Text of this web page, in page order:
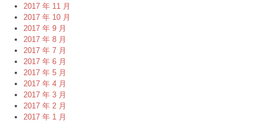
2017 年 11 月
2017 年 10 月
2017 年 9 月
2017 年 8 月
2017 年 7 月
2017 年 6 月
2017 年 5 月
2017 年 4 月
2017 年 3 月
2017 年 2 月
2017 年 1 月